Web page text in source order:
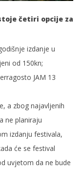
četiri opcije za
izdanje u
od 150kn;
JAM 13
a zbog najavljenih
ne planiraju
izdanju festivala,
će se festival
uvjetom da ne bude